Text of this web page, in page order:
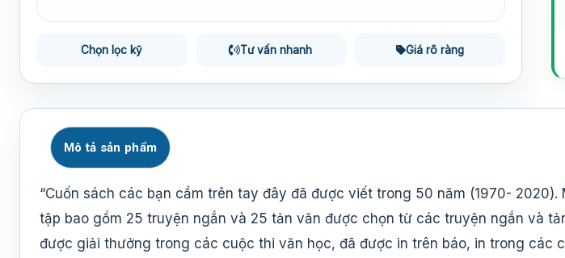
Chọn lọc kỹ Tư vấn nhanh Giá rõ ràng
Mô tả sản phẩm
“Cuốn sách các bạn cầm trên tay đây đã được viết trong 50 năm (1970- 2020).
tập bao gồm 25 truyện ngắn và 25 tản văn được chọn từ các truyện ngắn và
được giải thưởng trong các cuộc thi văn học, đã được in trên báo, in trong các